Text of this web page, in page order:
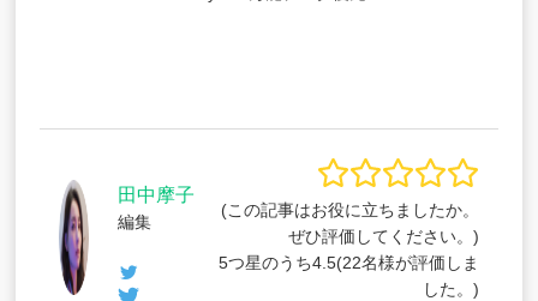
田中摩子
編集
(この記事はお役に立ちましたか。
ぜひ評価してください。)
5つ星のうち4.5(22名様が評価しま
した。)